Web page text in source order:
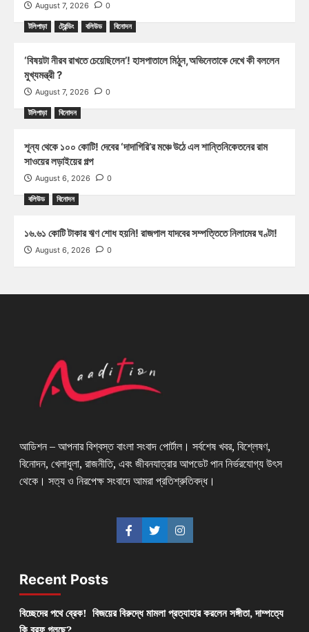
August 7, 2026 0
টলিপাড়া ট্রেন্ডিং বলিউড বিনোদন
‘বিষয়টা নীরব রাখতে চেয়েছিলেন’! হাসপাতালে মিঠুন,অভিনেতাকে দেখে কী বললেন
মুখ্যমন্ত্রী ?
August 7, 2026 0
টলিপাড়া বিনোদন
শূন্য থেকে ১০০ কোটি! দেবের ‘দাদাগিরি’র মঞ্চে উঠে এল শান্তিনিকেতনের রাম
সাওয়ের লড়াইয়ের গল্প
August 6, 2026 0
বলিউড বিনোদন
১৬.৬১ কোটি টাকার ঋণ শোধ হয়নি! রাজপাল যাদবের সম্পত্তিতে নিলামের ঘণ্টা!
August 6, 2026 0
আডিশন – আপনার বিশ্বস্ত বাংলা সংবাদ পোর্টাল। সর্বশেষ খবর, বিশ্লেষণ,
বিনোদন, খেলাধুলা, রাজনীতি, এবং জীবনযাত্রার আপডেট পান নির্ভরযোগ্য উৎস
থেকে। সত্য ও নিরপেক্ষ সংবাদে আমরা প্রতিশ্রুতিবদ্ধ।
Recent Posts
বিচ্ছেদের পথে ব্রেক! বিজয়ের বিরুদ্ধে মামলা প্রত্যাহার করলেন সঙ্গীতা, দাম্পত্যে